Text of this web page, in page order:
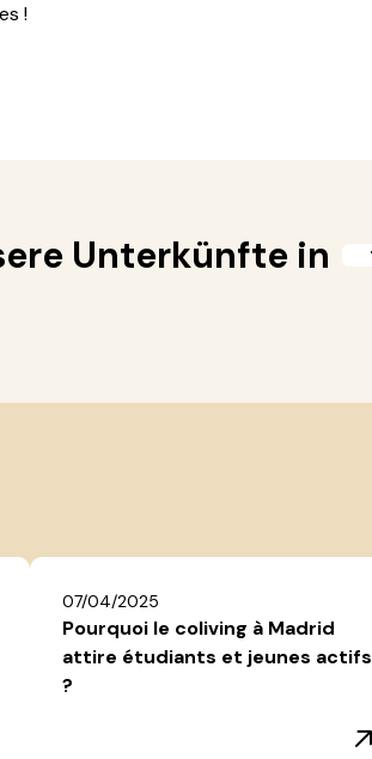
!
Unterkünfte in
07/04/2025
Pourquoi le coliving à Madrid
attire étudiants et jeunes actifs
?